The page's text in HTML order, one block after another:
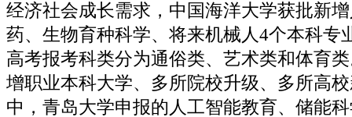
经济社会成长需求，中国海洋大学获批新
药、生物育种科学、将来机械人4个本科专
高考报考科类分为通俗类、艺术类和体育
增职业本科大学、多所院校升级、多所高
中，青岛大学申报的人工智能教育、储能